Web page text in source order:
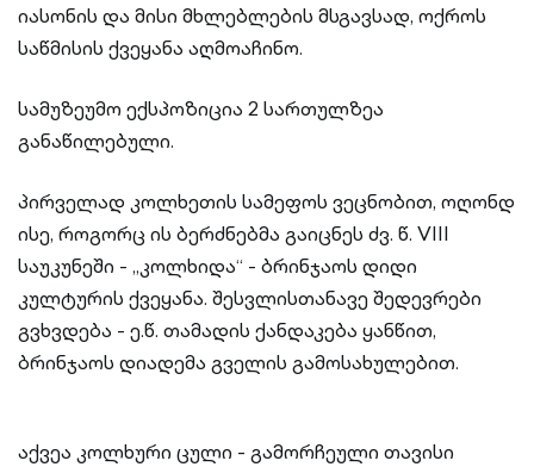
იასონის და მისი მხლებლების მსგავსად, ოქროს
საწმისის ქვეყანა აღმოაჩინო.
სამუზეუმო ექსპოზიცია 2 სართულზეა
განაწილებული.
პირველად კოლხეთის სამეფოს ვეცნობით, ოღონდ
ისე, როგორც ის ბერძნებმა გაიცნეს ძვ. წ. VIII
საუკუნეში - „კოლხიდა“ - ბრინჯაოს დიდი
კულტურის ქვეყანა. შესვლისთანავე შედევრები
გვხვდება - ე.წ. თამადის ქანდაკება ყანწით,
ბრინჯაოს დიადემა გველის გამოსახულებით.
აქვეა კოლხური ცული - გამორჩეული თავისი